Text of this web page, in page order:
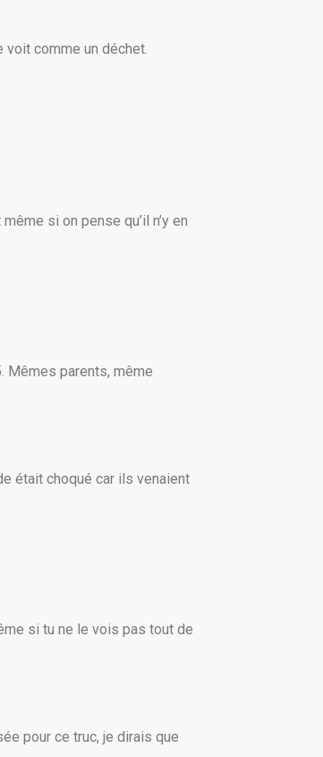
voit comme un déchet.
si on pense qu’il n’y en
Mêmes parents, même
était choqué car ils venaient
si tu ne le vois pas tout de
pour ce truc, je dirais que